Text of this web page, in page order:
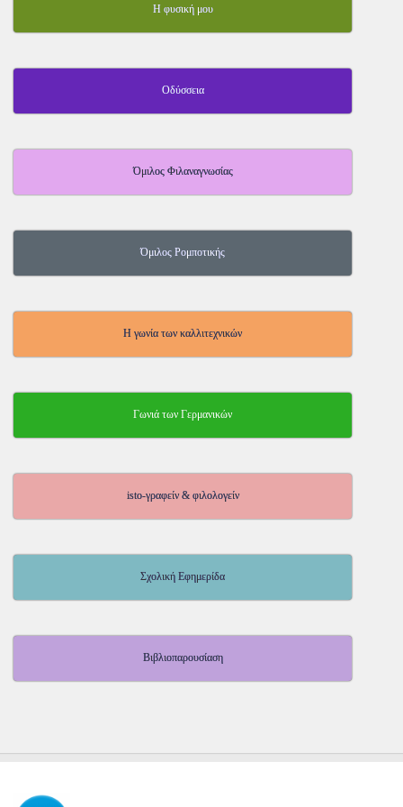
Η φυσική μου
Οδύσσεια
Όμιλος Φιλαναγνωσίας
Όμιλος Ρομποτικής
Η γωνία των καλλιτεχνικών
Γωνιά των Γερμανικών
isto-γραφείν & φιλολογείν
Σχολική Εφημερίδα
Βιβλιοπαρουσίαση